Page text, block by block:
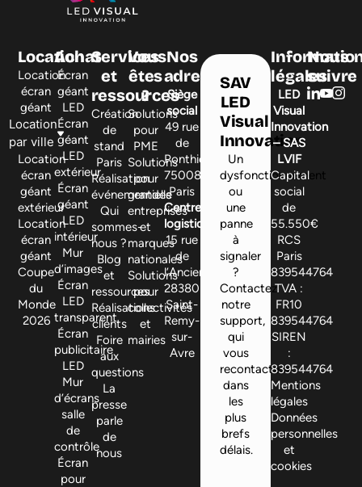
Location
Location
écran
géant
Location
par ville
Location
écran
géant
extérieur
Location
écran
géant
Coupe
du
Monde
2026
Achat
Écran
géant
LED
Écran
géant
LED
extérieur
Écran
géant
LED
intérieur
Mur
d’images
Écran
LED
transparent
Écran
publicitaire
LED
Mur
d’écrans
salle
de
contrôle
Écran
pour
Services
et
ressources
Création
de
stand
Paris
Réalisation
événementielle
Qui
sommes-
nous ?
Blog
et
ressources
Réalisations
clients
Foire
aux
questions
La
presse
parle
de
nous
Vous
êtes
?
Solutions
pour
PME
Solutions
pour
grandes
entreprises
et
marques
nationales
Solutions
pour
collectivités
et
mairies
Nos
adresses
Siège
social
49 rue
de
Ponthieu,
75008
Paris
Centre
logistique
15 rue
de
l’Ancienne,
28380
Saint-
Remy-
sur-
Avre
SAV
LED
Visual
Innovation
Un
dysfonctionnement
ou
une
panne
à
signaler
?
Contactez
notre
support,
qui
vous
recontactera
dans
les
plus
brefs
délais.
légales
LED
Visual
Innovation
– SAS
LVIF
Capital
social
de
55.550€
RCS
Paris
839544764
TVA :
FR10
839544764
SIREN
:
839544764
Mentions
légales
Données
personnelles
et
cookies
Nous
suivre